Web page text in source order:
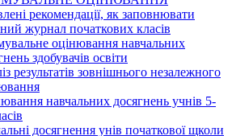
рекомендації, як заповнювати
журнал початкових класів
оцінювання навчальних
здобувачів освіти
результатів зовнішнього незалежного
навчальних досягнень учнів 5-
досягнення унів початкової щколи